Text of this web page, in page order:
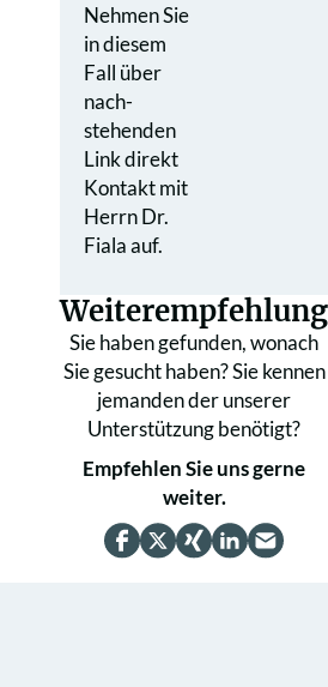
Nehmen Sie
in diesem
Fall über
nach­
stehenden
Link direkt
Kontakt mit
Herrn Dr.
Fiala auf.
Weiterempfehlung
Sie haben gefunden, wonach
Sie gesucht haben? Sie kennen
jemanden der unserer
Unterstützung benötigt?
Empfehlen Sie uns gerne
weiter.